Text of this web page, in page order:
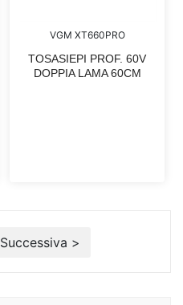
VGM XT660PRO
TOSASIEPI PROF. 60V
DOPPIA LAMA 60CM
Successiva >